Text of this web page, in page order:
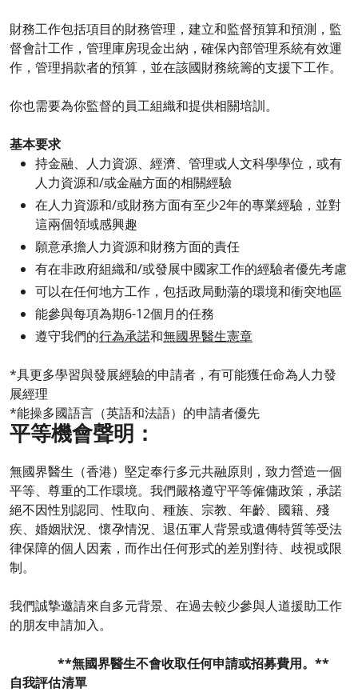
財務工作包括項目的財務管理，建立和監督預算和預測，監
督會計工作，管理庫房現金出納，確保內部管理系統有效運
作，管理捐款者的預算，並在該國財務統籌的支援下工作。
你也需要為你監督的員工組織和提供相關培訓。
基本要求
持金融、人力資源、經濟、管理或人文科學學位，或有
人力資源和/或金融方面的相關經驗
在人力資源和/或財務方面有至少2年的專業經驗，並對
這兩個領域感興趣
願意承擔人力資源和財務方面的責任
有在非政府組織和/或發展中國家工作的經驗者優先考慮
可以在任何地方工作，包括政局動蕩的環境和衝突地區
能參與每項為期6-12個月的任務
遵守我們的行為承諾和無國界醫生憲章
*具更多學習與發展經驗的申請者，有可能獲任命為人力發
展經理
*能操多國語言（英語和法語）的申請者優先
平等機會聲明：
無國界醫生（香港）堅定奉行多元共融原則，致力營造一個
平等、尊重的工作環境。我們嚴格遵守平等僱傭政策，承諾
絕不因性別認同、性取向、種族、宗教、年齡、國籍、殘
疾、婚姻狀況、懷孕情況、退伍軍人背景或遺傳特質等受法
律保障的個人因素，而作出任何形式的差別對待、歧視或限
制。
我們誠摯邀請來自多元背景、在過去較少參與人道援助工作
的朋友申請加入。
**無國界醫生不會收取任何申請或招募費用。**
自我評估清單